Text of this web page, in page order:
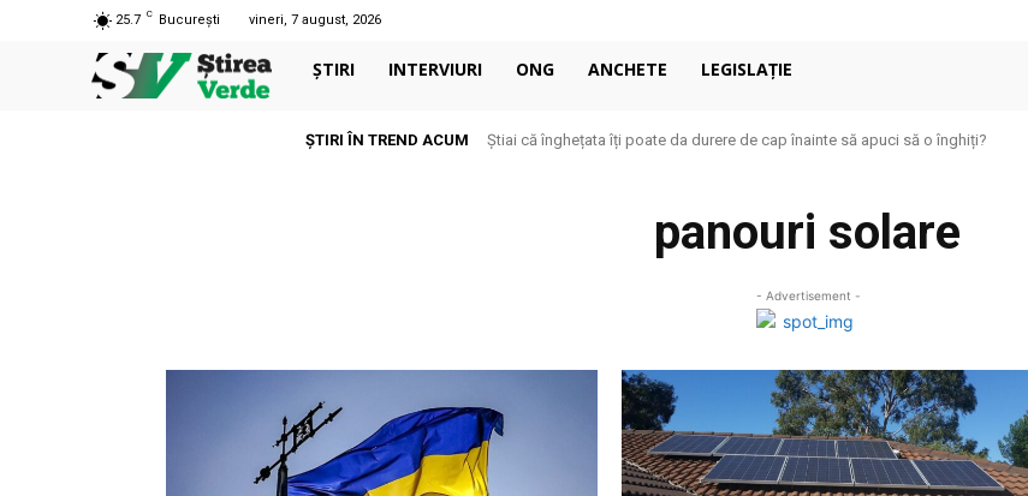
25.7 C București vineri, 7 august, 2026
ȘTIRI INTERVIURI ONG ANCHETE LEGISLAȚIE
ȘTIRI ÎN TREND ACUM Știai că înghețata îți poate da durere de cap înainte să apuci să o înghiți?
panouri solare
- Advertisement -